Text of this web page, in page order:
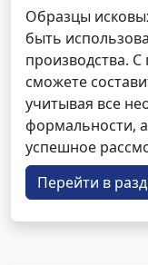
Образцы
быть
производства.
сможете
учитывая все
формальности,
успешное
Перейти в